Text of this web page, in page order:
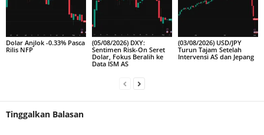
Dolar Anjlok -0.33% Pasca
Rilis NFP
(05/08/2026) DXY:
Sentimen Risk-On Seret
Dolar, Fokus Beralih ke
Data ISM AS
(03/08/2026) USD/JPY
Turun Tajam Setelah
Intervensi AS dan Jepang
Tinggalkan Balasan